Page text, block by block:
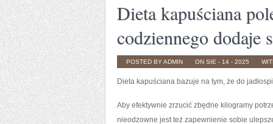
Dieta kapuściana
codziennego
POSTED BY ADMIN ON SIE - 14 - 2025
Dieta kapuściana bazuje na tym, że do
Aby efektywnie zrzucić zbędne kilogramy
nieodzowne jest też zapewnienie sobie